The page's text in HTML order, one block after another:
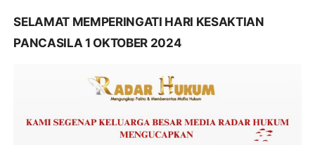
SELAMAT MEMPERINGATI HARI KESAKTIAN
PANCASILA 1 OKTOBER 2024